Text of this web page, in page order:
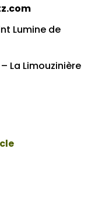
Lumine de
La Limouzinière